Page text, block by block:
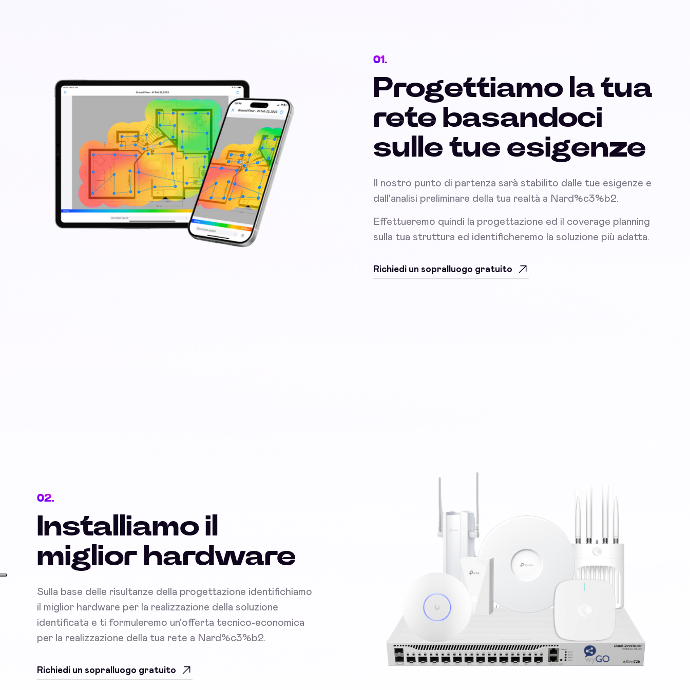
01.
Progettiamo la tua
rete basandoci
sulle tue esigenze
Il nostro punto di partenza sarà stabilito dalle tue esigenze e
dall'analisi preliminare della tua realtà a Nard%c3%b2.
Effettueremo quindi la progettazione ed il coverage planning
sulla tua struttura ed identificheremo la soluzione più adatta.
Richiedi un sopralluogo gratuito
02.
Installiamo il
miglior hardware
Sulla base delle risultanze della progettazione identifichiamo
il miglior hardware per la realizzazione della soluzione
identificata e ti formuleremo un'offerta tecnico-economica
per la realizzazione della tua rete a Nard%c3%b2.
Richiedi un sopralluogo gratuito